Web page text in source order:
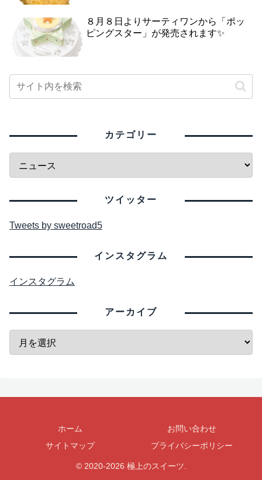
８月８日よりサーティワンから「ポッ
ピングスター」が発売されます✨
カテゴリー
ツイッター
Tweets by sweetroad5
インスタグラム
インスタグラム
アーカイブ
ホーム
お問い合わせ
サイトマップ
プライバシーポリシー
© 2020-2026 極上のスイーツ.